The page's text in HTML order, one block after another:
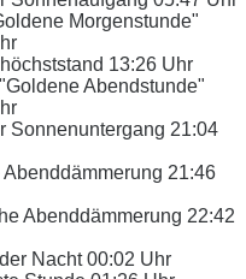
Morgenstunde"
13:26 Uhr
Abendstunde"
Sonnenuntergang 21:04
Abenddämmerung 21:46
Abenddämmerung 22:42
Nacht00:02 Uhr